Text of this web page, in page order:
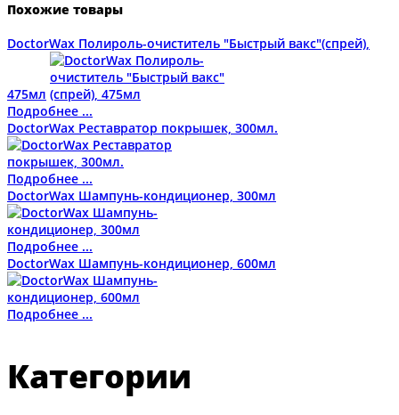
Похожие товары
DoctorWax Полироль-очиститель "Быстрый вакс"(спрей),
475мл
Подробнее ...
DoctorWax Реставратор покрышек, 300мл.
Подробнее ...
DoctorWax Шампунь-кондиционер, 300мл
Подробнее ...
DoctorWax Шампунь-кондиционер, 600мл
Подробнее ...
Категории